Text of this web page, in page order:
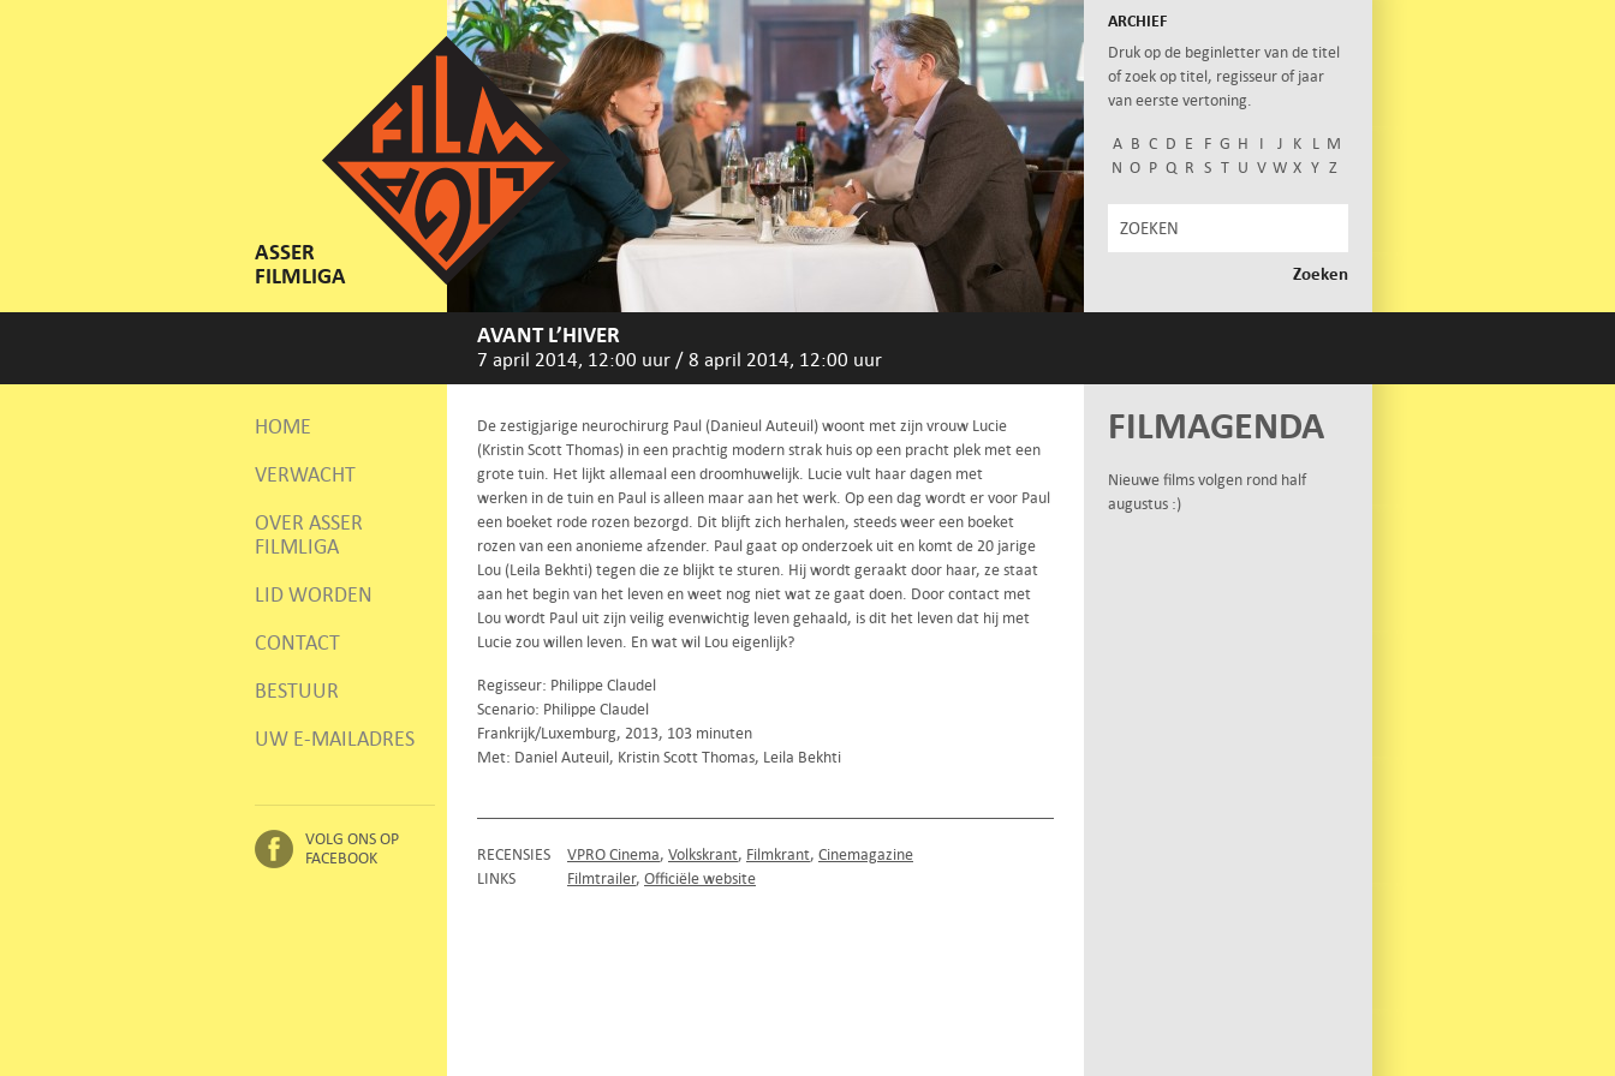
ASSER
FILMLIGA
ARCHIEF
Druk op de beginletter van de titel
of zoek op titel, regisseur of jaar
van eerste vertoning.
A B C D E F G H I J K L M
N O P Q R S T U V W X Y Z
AVANT L’HIVER
7 april 2014, 12:00 uur / 8 april 2014, 12:00 uur
HOME
VERWACHT
OVER ASSER
FILMLIGA
LID WORDEN
CONTACT
BESTUUR
UW E-MAILADRES
VOLG ONS OP
FACEBOOK
De zestigjarige neurochirurg Paul (Danieul Auteuil) woont met zijn vrouw Lucie
(Kristin Scott Thomas) in een prachtig modern strak huis op een pracht plek met een
grote tuin. Het lijkt allemaal een droomhuwelijk. Lucie vult haar dagen met
werken in de tuin en Paul is alleen maar aan het werk. Op een dag wordt er voor Paul
een boeket rode rozen bezorgd. Dit blijft zich herhalen, steeds weer een boeket
rozen van een anonieme afzender. Paul gaat op onderzoek uit en komt de 20 jarige
Lou (Leila Bekhti) tegen die ze blijkt te sturen. Hij wordt geraakt door haar, ze staat
aan het begin van het leven en weet nog niet wat ze gaat doen. Door contact met
Lou wordt Paul uit zijn veilig evenwichtig leven gehaald, is dit het leven dat hij met
Lucie zou willen leven. En wat wil Lou eigenlijk?
Regisseur: Philippe Claudel
Scenario: Philippe Claudel
Frankrijk/Luxemburg, 2013, 103 minuten
Met: Daniel Auteuil, Kristin Scott Thomas, Leila Bekhti
RECENSIES VPRO Cinema Volkskrant Filmkrant Cinemagazine
LINKS
Filmtrailer Officiële website
FILMAGENDA
Nieuwe films volgen rond half
augustus :)